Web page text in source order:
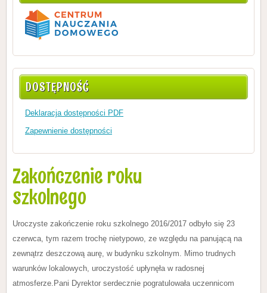
DOSTĘPNOŚĆ
Deklaracja dostępności PDF
Zapewnienie dostępności
Zakończenie roku
szkolnego
Uroczyste zakończenie roku szkolnego 2016/2017 odbyło się 23
czerwca, tym razem trochę nietypowo, ze względu na panującą na
zewnątrz deszczową aurę, w budynku szkolnym. Mimo trudnych
warunków lokalowych, uroczystość upłynęła w radosnej
atmosferze.Pani Dyrektor serdecznie pogratulowała uczennicom